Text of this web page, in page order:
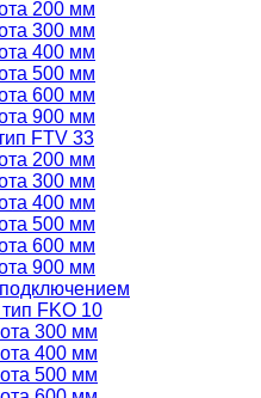
200 мм
300 мм
400 мм
500 мм
600 мм
900 мм
FTV 33
200 мм
300 мм
400 мм
500 мм
600 мм
900 мм
FKO 10
300 мм
400 мм
500 мм